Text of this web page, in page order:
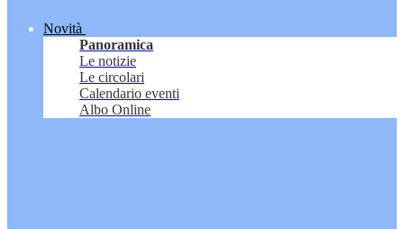
Novità
Panoramica
Le notizie
Le circolari
Calendario eventi
Albo Online